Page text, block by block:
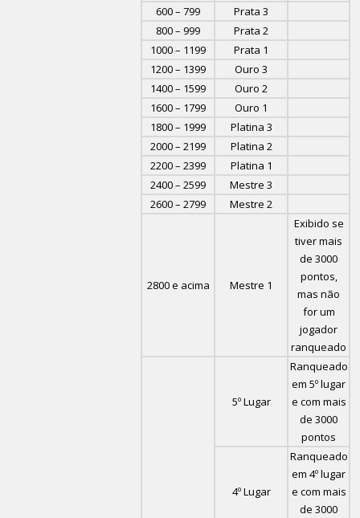
600 – 799
Prata 3
800 – 999
Prata 2
1000 – 1199
Prata 1
1200 – 1399
Ouro 3
1400 – 1599
Ouro 2
1600 – 1799
Ouro 1
1800 – 1999
Platina 3
2000 – 2199
Platina 2
2200 – 2399
Platina 1
2400 – 2599
Mestre 3
2600 – 2799
Mestre 2
2800 e acima Mestre 1
Exibido se
tiver mais
de 3000
pontos,
mas não
for um
jogador
ranqueado
5º Lugar
Ranqueado
em 5º lugar
e com mais
de 3000
pontos
4º Lugar
Ranqueado
em 4º lugar
e com mais
de 3000